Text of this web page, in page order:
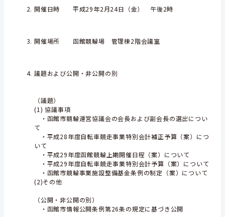
開催日時 平成29年2月24日（金） 午後2時
開催場所 函館競輪場 管理棟2階会議室
議題および公開・非公開の別
（議題）
(1) 協議事項
・函館市競輪運営協議会の会長および副会長の選出につい
て
・平成28年度自転車競走事業特別会計補正予算（案）につ
いて
・平成29年度函館競輪上期開催日程（案）について
・平成29年度自転車競走事業特別会計予算（案）について
・函館市競輪事業施設整備基金条例の制定（案）について
(2)その他
（公開・非公開の別）
・函館市情報公開条例第26条の規定に基づき公開